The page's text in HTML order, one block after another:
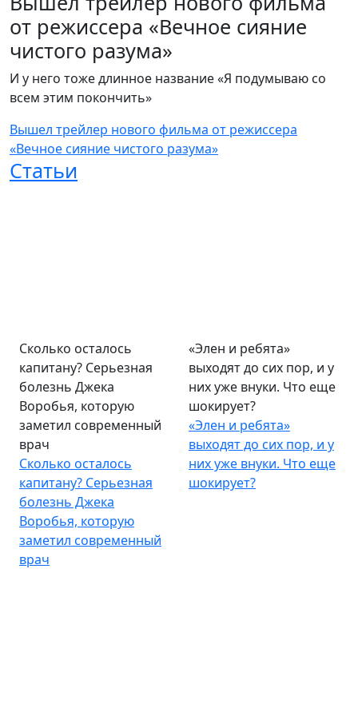
от режиссера «Вечное сияние
чистого разума»
И у него тоже длинное название «Я подумываю со
всем этим покончить»
Вышел трейлер нового фильма от режиссера
«Вечное сияние чистого разума»
Статьи
Сколько осталось
капитану? Серьезная
болезнь Джека
Воробья, которую
заметил современный
врач
Сколько осталось
капитану? Серьезная
болезнь Джека
Воробья, которую
заметил современный
врач
«Элен и ребята»
выходят до сих пор, и у
них уже внуки. Что еще
шокирует?
«Элен и ребята»
выходят до сих пор, и у
них уже внуки. Что еще
шокирует?